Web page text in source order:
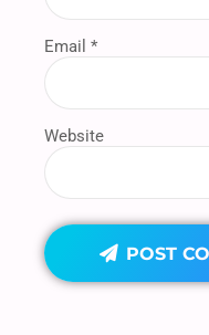
Email *
Website
POST